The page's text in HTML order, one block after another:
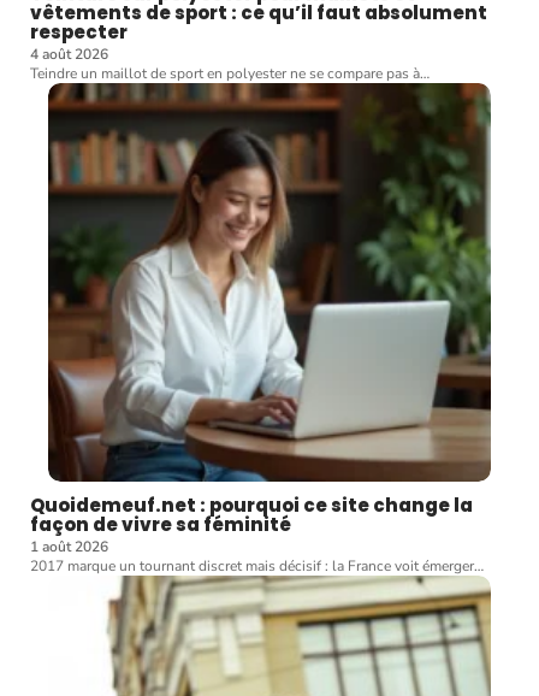
vêtements de sport : ce qu’il faut absolument
respecter
4 août 2026
Teindre un maillot de sport en polyester ne se compare pas à…
Quoidemeuf.net : pourquoi ce site change la
façon de vivre sa féminité
1 août 2026
2017 marque un tournant discret mais décisif : la France voit émerger…